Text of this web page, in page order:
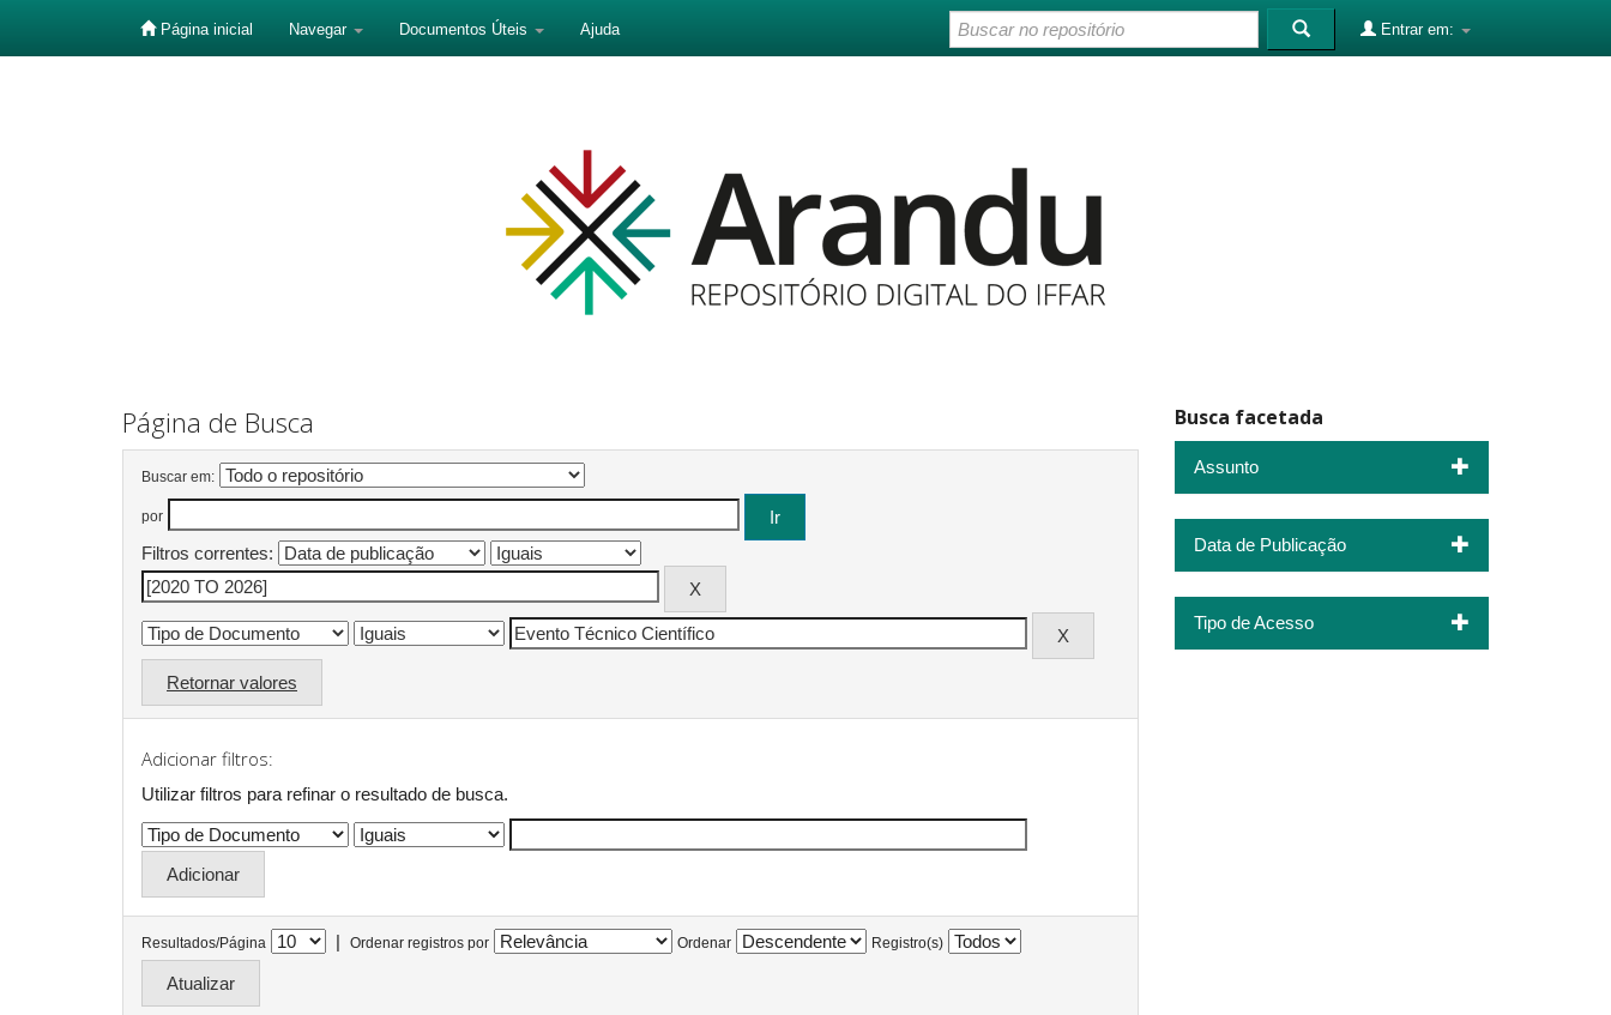
Página inicial Navegar Documentos Úteis Ajuda Entrar em:
Página de Busca
Buscar em:
por
Filtros correntes:
Retornar valores
Adicionar filtros:
Utilizar filtros para refinar o resultado de busca.
Resultados/Página | Ordenar registros por Ordenar Registro(s)
Busca facetada
Assunto
Data de Publicação
Tipo de Acesso